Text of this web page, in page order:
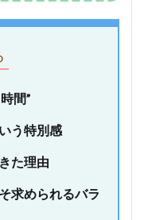
間”
う特別感
た理由
求められるバラ